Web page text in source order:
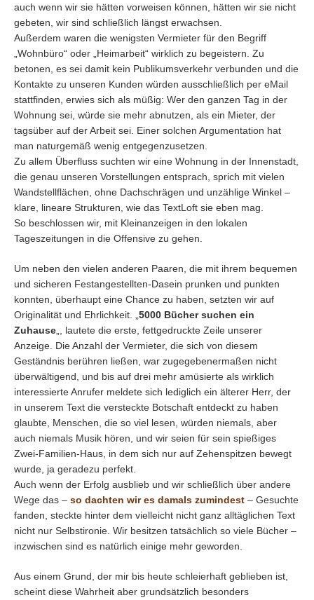
auch wenn wir sie hätten vorweisen können, hätten wir sie nicht
gebeten, wir sind schließlich längst erwachsen.
Außerdem waren die wenigsten Vermieter für den Begriff
„Wohnbüro“ oder „Heimarbeit“ wirklich zu begeistern. Zu
betonen, es sei damit kein Publikumsverkehr verbunden und die
Kontakte zu unseren Kunden würden ausschließlich per eMail
stattfinden, erwies sich als müßig: Wer den ganzen Tag in der
Wohnung sei, würde sie mehr abnutzen, als ein Mieter, der
tagsüber auf der Arbeit sei. Einer solchen Argumentation hat
man naturgemäß wenig entgegenzusetzen.
Zu allem Überfluss suchten wir eine Wohnung in der Innenstadt,
die genau unseren Vorstellungen entsprach, sprich mit vielen
Wandstellflächen, ohne Dachschrägen und unzählige Winkel –
klare, lineare Strukturen, wie das TextLoft sie eben mag.
So beschlossen wir, mit Kleinanzeigen in den lokalen
Tageszeitungen in die Offensive zu gehen.
Um neben den vielen anderen Paaren, die mit ihrem bequemen
und sicheren Festangestellten-Dasein prunken und punkten
konnten, überhaupt eine Chance zu haben, setzten wir auf
Originalität und Ehrlichkeit. „ 5000 Bücher suchen ein
Zuhause „, lautete die erste, fettgedruckte Zeile unserer
Anzeige. Die Anzahl der Vermieter, die sich von diesem
Geständnis berühren ließen, war zugegebenermaßen nicht
überwältigend, und bis auf drei mehr amüsierte als wirklich
interessierte Anrufer meldete sich lediglich ein älterer Herr, der
in unserem Text die versteckte Botschaft entdeckt zu haben
glaubte, Menschen, die so viel lesen, würden niemals, aber
auch niemals Musik hören, und wir seien für sein spießiges
Zwei-Familien-Haus, in dem sich nur auf Zehenspitzen bewegt
wurde, ja geradezu perfekt.
Auch wenn der Erfolg ausblieb und wir schließlich über andere
Wege das – so dachten wir es damals zumindest – Gesuchte
fanden, steckte hinter dem vielleicht nicht ganz alltäglichen Text
nicht nur Selbstironie. Wir besitzen tatsächlich so viele Bücher –
inzwischen sind es natürlich einige mehr geworden.
Aus einem Grund, der mir bis heute schleierhaft geblieben ist,
scheint diese Wahrheit aber grundsätzlich besonders